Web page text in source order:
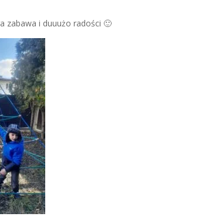
zabawa i duuużo radości 🙂